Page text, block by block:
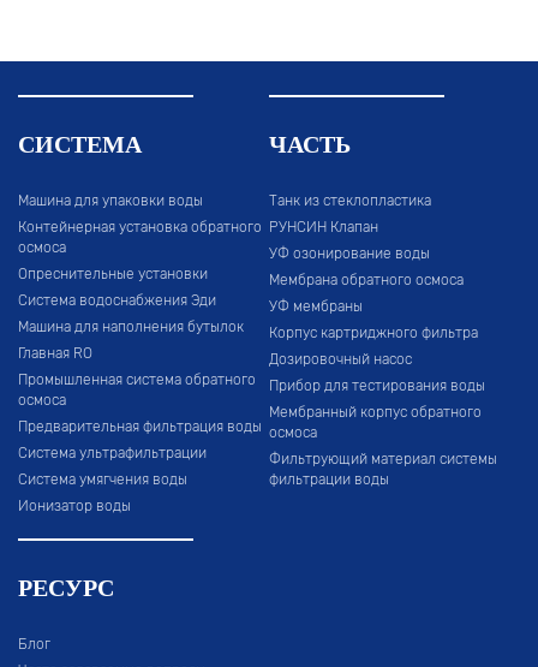
СИСТЕМА
Машина для упаковки воды
Контейнерная установка обратного
осмоса
Опреснительные установки
Система водоснабжения Эди
Машина для наполнения бутылок
Главная RO
Промышленная система обратного
осмоса
Предварительная фильтрация воды
Система ультрафильтрации
Система умягчения воды
Ионизатор воды
ЧАСТЬ
Танк из стеклопластика
РУНСИН Клапан
УФ озонирование воды
Мембрана обратного осмоса
УФ мембраны
Корпус картриджного фильтра
Дозировочный насос
Прибор для тестирования воды
Мембранный корпус обратного
осмоса
Фильтрующий материал системы
фильтрации воды
РЕСУРС
Блог